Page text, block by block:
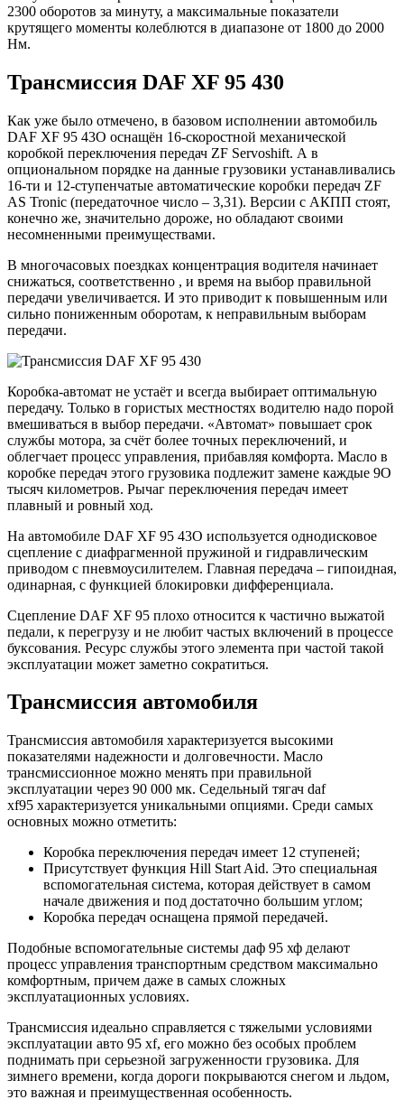
2300 оборотов за минуту, а максимальные показатели
крутящего моменты колеблются в диапазоне от 1800 до 2000
Нм.
Трансмиссия DAF XF 95 430
Как уже было отмечено, в базовом исполнении автомобиль
DAF XF 95 43O оснащён 16-скоростной механической
коробкой переключения передач ZF Servoshift. А в
опциональном порядке на данные грузовики устанавливались
16-ти и 12-ступенчатые автоматические коробки передач ZF
AS Tronic (передаточное число – 3,31). Версии с АКПП стоят,
конечно же, значительно дороже, но обладают своими
несомненными преимуществами.
В многочасовых поездках концентрация водителя начинает
снижаться, соответственно , и время на выбор правильной
передачи увеличивается. И это приводит к повышенным или
сильно пониженным оборотам, к неправильным выборам
передачи.
Коробка-автомат не устаёт и всегда выбирает оптимальную
передачу. Только в гористых местностях водителю надо порой
вмешиваться в выбор передачи. «Автомат» повышает срок
службы мотора, за счёт более точных переключений, и
облегчает процесс управления, прибавляя комфорта. Масло в
коробке передач этого грузовика подлежит замене каждые 9O
тысяч километров. Рычаг переключения передач имеет
плавный и ровный ход.
На автомобиле DAF XF 95 43O используется однодисковое
сцепление с диафрагменной пружиной и гидравлическим
приводом с пневмоусилителем. Главная передача – гипоидная,
одинарная, с функцией блокировки дифференциала.
Сцепление DAF XF 95 плохо относится к частично выжатой
педали, к перегрузу и не любит частых включений в процессе
буксования. Ресурс службы этого элемента при частой такой
эксплуатации может заметно сократиться.
Трансмиссия автомобиля
Трансмиссия автомобиля характеризуется высокими
показателями надежности и долговечности. Масло
трансмиссионное можно менять при правильной
эксплуатации через 90 000 мк. Седельный тягач daf
xf95 характеризуется уникальными опциями. Среди самых
основных можно отметить:
Коробка переключения передач имеет 12 ступеней;
Присутствует функция Hill Start Aid. Это специальная
вспомогательная система, которая действует в самом
начале движения и под достаточно большим углом;
Коробка передач оснащена прямой передачей.
Подобные вспомогательные системы даф 95 хф делают
процесс управления транспортным средством максимально
комфортным, причем даже в самых сложных
эксплуатационных условиях.
Трансмиссия идеально справляется с тяжелыми условиями
эксплуатации авто 95 xf, его можно без особых проблем
поднимать при серьезной загруженности грузовика. Для
зимнего времени, когда дороги покрываются снегом и льдом,
это важная и преимущественная особенность.